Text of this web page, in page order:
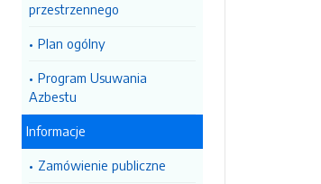
przestrzennego
Plan ogólny
Program Usuwania
Azbestu
Informacje
Zamówienie publiczne